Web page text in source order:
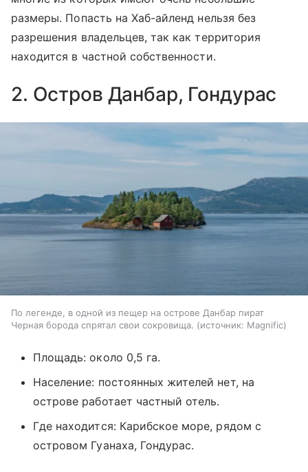
размеры. Попасть на Хаб-айленд нельзя без
разрешения владельцев, так как территория
находится в частной собственности.
2. Остров Данбар, Гондурас
По легенде, в одной из пещер на острове Данбар пират
Черная борода спрятал свои сокровища.
источник: Magnific
Площадь: около 0,5 га.
Население: постоянных жителей нет, на
острове работает частный отель.
Где находится: Карибское море, рядом с
островом Гуанаха, Гондурас.